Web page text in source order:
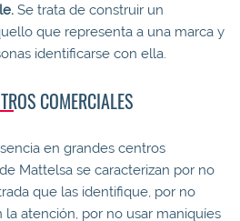
Se trata de construir un
que representa a una marca y
identificarse con ella.
COMERCIALES
en grandes centros
Mattelsa se caracterizan por no
que las identifique, por no
atención, por no usar maniquíes